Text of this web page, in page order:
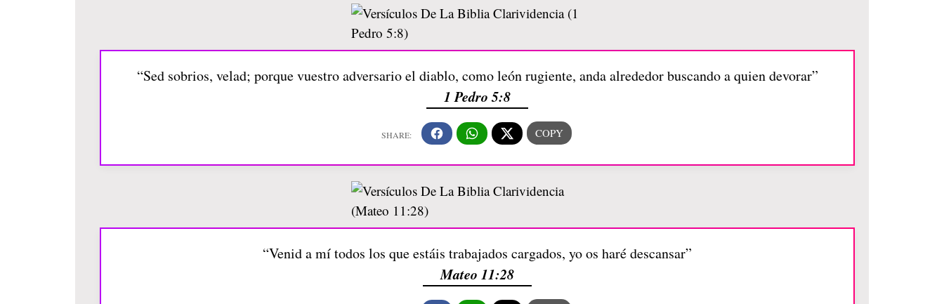
“Sed sobrios, velad; porque vuestro adversario el diablo, como león rugiente, anda alrededor buscando a quien devorar”
1 Pedro 5:8
“Venid a mí todos los que estáis trabajados cargados, yo os haré descansar”
Mateo 11:28